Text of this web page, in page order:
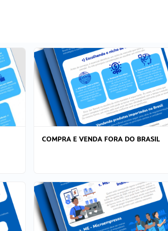
COMPRA E VENDA FORA DO BRASIL